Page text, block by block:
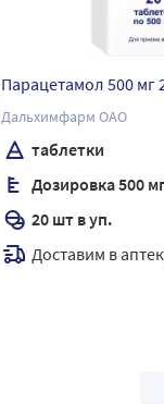
Парацетамол 500 мг
Дальхимфарм ОАО
таблетки
Дозировка 500
20 шт в уп.
Доставим в